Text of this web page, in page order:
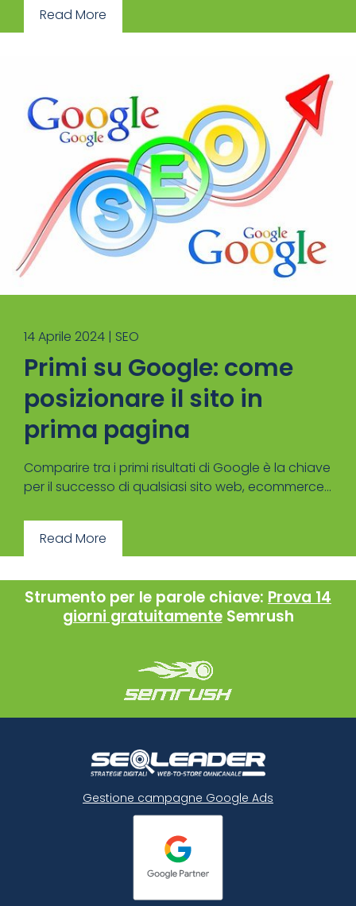
Read More
14 Aprile 2024 | SEO
Primi su Google: come
posizionare il sito in
prima pagina
Comparire tra i primi risultati di Google è la chiave
per il successo di qualsiasi sito web, ecommerce...
Read More
Strumento per le parole chiave: Prova 14
giorni gratuitamente Semrush
Gestione campagne Google Ads